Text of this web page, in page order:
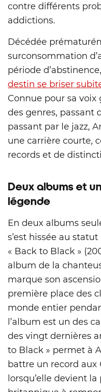
contre différents
addictions.
Décédée
surconsommation
période
destin se briser
Connue pour sa
des genres, passant
passant par le jazz,
une carrière courte,
records et de
Deux albums et
légende
En deux albums
s’est hissée au
« Back to Black »
album de la
marque son
première place des
monde entier
l’album est un des
des vingt dernières
to Black » permet à
battre un record aux
lorsqu’elle devient